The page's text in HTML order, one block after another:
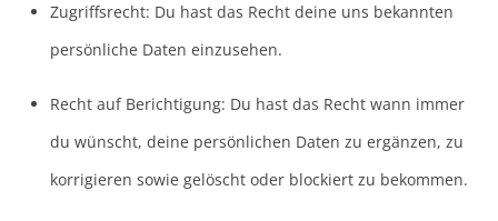
Zugriffsrecht: Du hast das Recht deine uns bekannten
persönliche Daten einzusehen.
Recht auf Berichtigung: Du hast das Recht wann immer
du wünscht, deine persönlichen Daten zu ergänzen, zu
korrigieren sowie gelöscht oder blockiert zu bekommen.